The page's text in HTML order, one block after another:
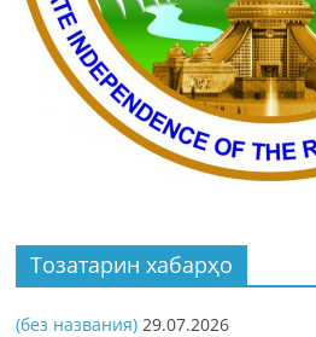
Тозатарин хабарҳо
(без названия) 29.07.2026